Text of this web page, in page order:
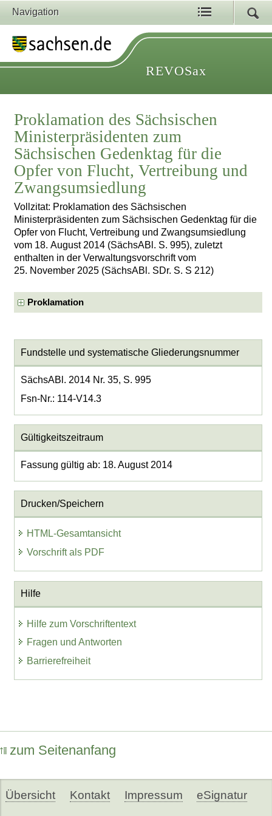
Navigation
REVOSax
Proklamation des Sächsischen
Ministerpräsidenten zum
Sächsischen Gedenktag für die
Opfer von Flucht, Vertreibung und
Zwangsumsiedlung
Vollzitat: Proklamation des Sächsischen
Ministerpräsidenten zum Sächsischen Gedenktag für die
Opfer von Flucht, Vertreibung und Zwangsumsiedlung
vom 18. August 2014 (SächsABl. S. 995), zuletzt
enthalten in der Verwaltungsvorschrift vom
25. November 2025 (SächsABl. SDr. S. S 212)
Proklamation
Fundstelle und systematische Gliederungsnummer
SächsABl. 2014 Nr. 35, S. 995
Fsn-Nr.: 114-V14.3
Gültigkeitszeitraum
Fassung gültig ab: 18. August 2014
Drucken/Speichern
HTML-Gesamtansicht
Vorschrift als PDF
Hilfe
Hilfe zum Vorschriftentext
Fragen und Antworten
Barrierefreiheit
zum Seitenanfang
Übersicht Kontakt Impressum eSignatur